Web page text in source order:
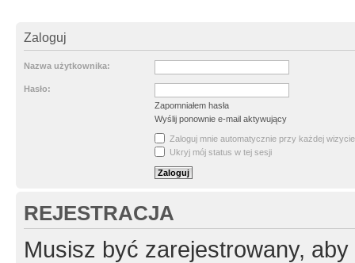
Zaloguj
Nazwa użytkownika:
Hasło:
Zapomniałem hasła
Wyślij ponownie e-mail aktywujący
Zaloguj mnie automatycznie przy każdej wizycie
Ukryj mój status w tej sesji
REJESTRACJA
Musisz być zarejestrowany,